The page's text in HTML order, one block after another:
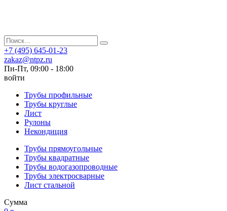
+7 (495) 645-01-23
zakaz@ntpz.ru
Пн-Пт, 09:00 - 18:00
войти
Трубы профильные
Трубы круглые
Лист
Рулоны
Некондиция
Трубы прямоугольные
Трубы квадратные
Трубы водогазопроводные
Трубы электросварные
Лист стальной
Сумма